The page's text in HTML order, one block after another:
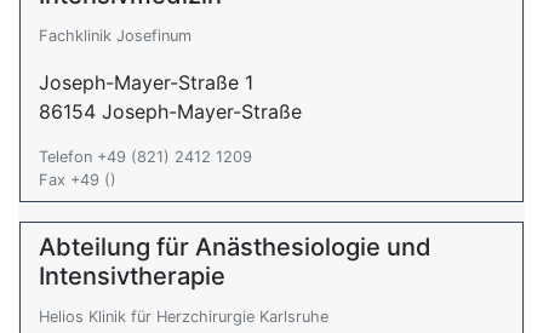
Fachklinik Josefinum
Joseph-Mayer-Straße 1
86154 Joseph-Mayer-Straße
Telefon +49 (821) 2412 1209
Fax +49 ()
Abteilung für Anästhesiologie und
Intensivtherapie
Helios Klinik für Herzchirurgie Karlsruhe